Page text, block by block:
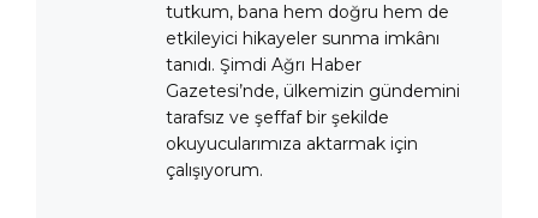
tutkum, bana hem doğru hem de
etkileyici hikayeler sunma imkânı
tanıdı. Şimdi Ağrı Haber
Gazetesi’nde, ülkemizin gündemini
tarafsız ve şeffaf bir şekilde
okuyucularımıza aktarmak için
çalışıyorum.